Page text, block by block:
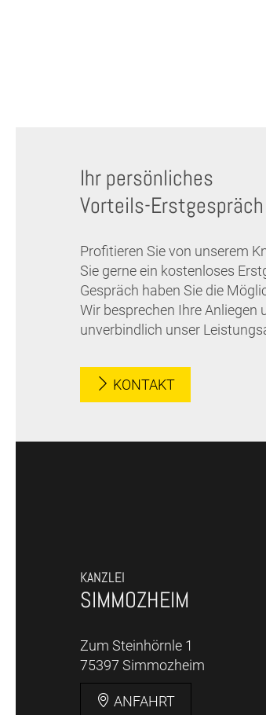
Ihr persönliches
Vorteils-Erstgespräch
Profitieren Sie von unserem
Sie gerne ein kostenloses
Gespräch haben Sie die
Wir besprechen Ihre Anliegen
unverbindlich unser
KONTAKT
KANZLEI
SIMMOZHEIM
Zum Steinhörnle 1
75397 Simmozheim
ANFAHRT